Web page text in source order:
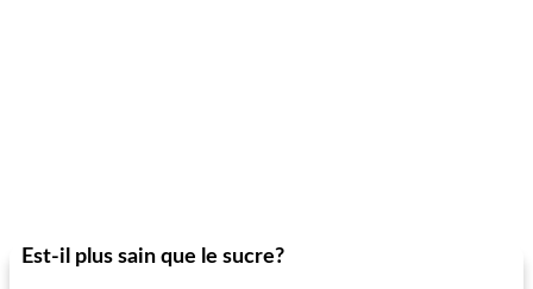
Est-il plus sain que le sucre?